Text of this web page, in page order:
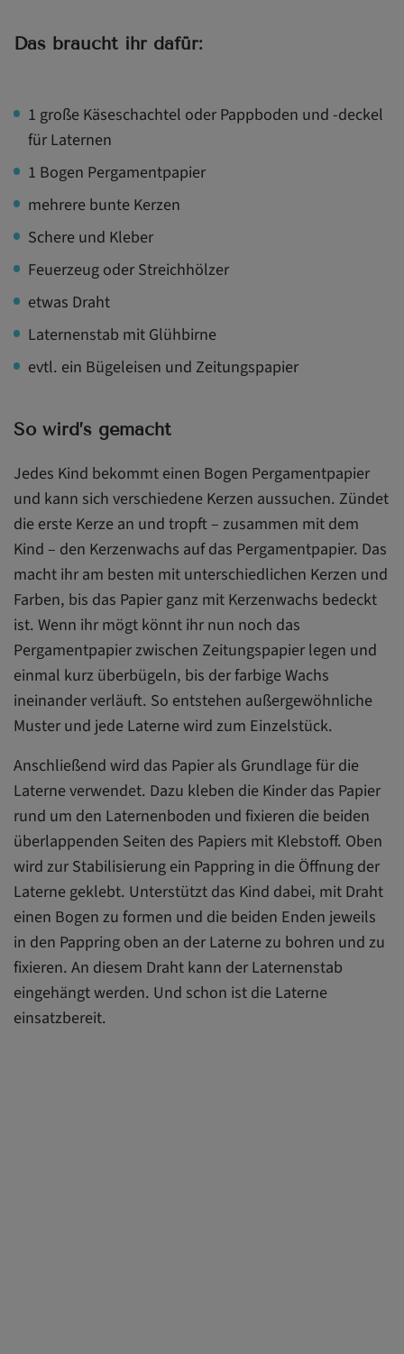
Das braucht ihr dafür:
1 große Käseschachtel oder Pappboden und -deckel
für Laternen
1 Bogen Pergamentpapier
mehrere bunte Kerzen
Schere und Kleber
Feuerzeug oder Streichhölzer
etwas Draht
Laternenstab mit Glühbirne
evtl. ein Bügeleisen und Zeitungspapier
So wird’s gemacht
Jedes Kind bekommt einen Bogen Pergamentpapier
und kann sich verschiedene Kerzen aussuchen. Zündet
die erste Kerze an und tropft – zusammen mit dem
Kind – den Kerzenwachs auf das Pergamentpapier. Das
macht ihr am besten mit unterschiedlichen Kerzen und
Farben, bis das Papier ganz mit Kerzenwachs bedeckt
ist. Wenn ihr mögt könnt ihr nun noch das
Pergamentpapier zwischen Zeitungspapier legen und
einmal kurz überbügeln, bis der farbige Wachs
ineinander verläuft. So entstehen außergewöhnliche
Muster und jede Laterne wird zum Einzelstück.
Anschließend wird das Papier als Grundlage für die
Laterne verwendet. Dazu kleben die Kinder das Papier
rund um den Laternenboden und fixieren die beiden
überlappenden Seiten des Papiers mit Klebstoff. Oben
wird zur Stabilisierung ein Pappring in die Öffnung der
Laterne geklebt. Unterstützt das Kind dabei, mit Draht
einen Bogen zu formen und die beiden Enden jeweils
in den Pappring oben an der Laterne zu bohren und zu
fixieren. An diesem Draht kann der Laternenstab
eingehängt werden. Und schon ist die Laterne
einsatzbereit.